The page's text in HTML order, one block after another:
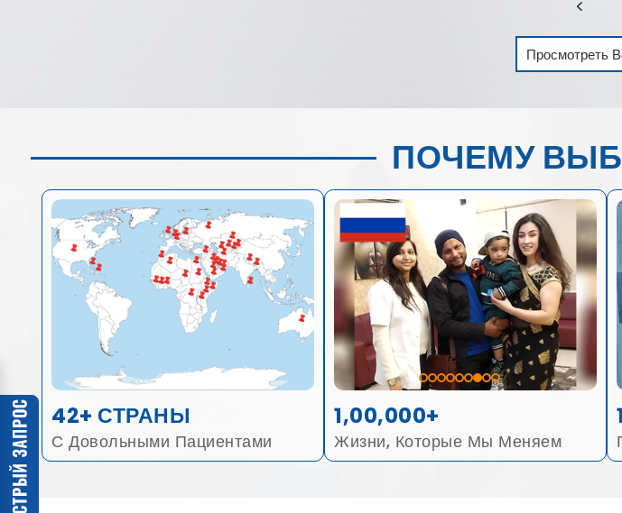
Просмотреть
ПОЧЕМУ
42+ СТРАНЫ
С Довольными Пациентами
1,00,000+
Жизни, Которые Мы Меняем